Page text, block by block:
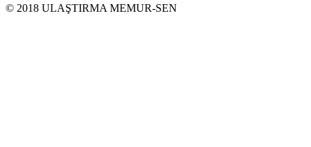
© 2018 ULAŞTIRMA MEMUR-SEN